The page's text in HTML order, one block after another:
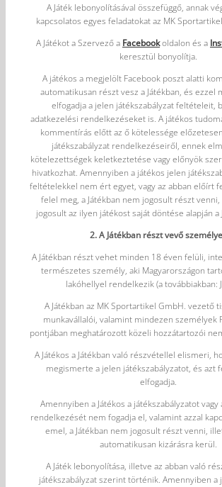
A Játék lebonyolításával összefüggő, annak
kapcsolatos egyes feladatokat az MK
A Játékot a Szervező a Facebookoldalon és a
keresztül bonyolítja.
A játékos a megjelölt Facebook poszt alatti
automatikusan részt vesz a Játékban, és ezzel
elfogadja a jelen játékszabályzat feltételeit,
adatkezelési rendelkezéseket is. A játékos
kommentírás előtt az ő kötelessége
játékszabályzat rendelkezéseiről, ennek
kötelezettségek keletkeztetése vagy előnyök
hivatkozhat. Amennyiben a játékos jelen
feltételekkel nem ért egyet, vagy az abban előírt
felel meg, a Játékban nem jogosult részt
jogosult az ilyen játékost saját döntése alapján a
2. A Játékban részt vevő
A Játékban részt vehet minden 18 éven felüli,
természetes személy, aki Magyarországon
lakóhellyel rendelkezik (a továbbiakban:
A Játékban az MK Sportartikel GmbH. vezető
munkavállalói, valamint mindezen személyek
pontjában meghatározott közeli hozzátartozói
A Játékos a Játékban való részvétellel elismeri,
megismerte a jelen játékszabályzatot, és azt
elfogadja.
Amennyiben a Játékos a játékszabályzatot
rendelkezését nem fogadja el, valamint azzal
emel, a Játékban nem jogosult részt venni,
automatikusan kizárásra kerül.
A Játék lebonyolítása, illetve az abban való
játékszabályzat szerint történik. Amennyiben a